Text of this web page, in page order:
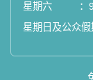
星期六
：
星期日及公众假